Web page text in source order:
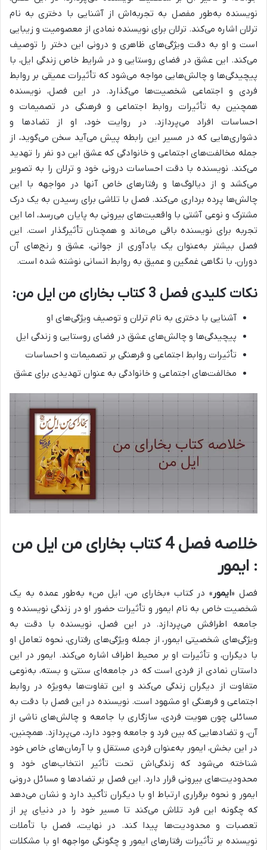
نویسنده به‌طور مفصل به تجربه‌اش از آشنایی با دختری به نام
ترلان اشاره می‌کند. ترلان برای نویسنده نمادی از معصومیت و زیبایی
است و او به دقت ویژگی‌های ظاهری و درونی این دختر را توصیف
می‌کند. این عشق در فضای روستایی و در شرایط خاص زندگی ایل، با
پیچیدگی‌ها و چالش‌هایی مواجه می‌شود که تأثیرات عمیقی بر روابط
فردی و اجتماعی شخصیت‌ها می‌گذارد. در این فصل، نویسنده
همچنین به تأثیرات روابط اجتماعی و فرهنگی در تصمیمات و
احساسات افراد می‌پردازد. در روایت خود، او از تضادها و
دشواری‌هایی که در مسیر این رابطه پیش می‌آید سخن می‌گوید، از
جمله مخالفت‌های اجتماعی و خانوادگی که عشق این دو نفر را تهدید
می‌کند. نویسنده با دقت احساسات درونی خود و ترلان را به تصویر
می‌کشد و از دیالوگ‌ها و رفتارهای خاص آنها در مواجهه با این
چالش‌ها پرده برداری می‌کند. فصل با تلاشی برای رسیدن به یک درک
مشترک و نوعی آشتی با واقعیت‌های بیرونی به پایان می‌رسد، اما این
تجربه برای نویسنده باقی می‌ماند و همچنان تأثیرگذار است. این
فصل بیشتر به‌عنوان یک یادآوری از جوانی، عشق و رنج‌های آن
دوران، با نگاهی غمگین و عمیق به روابط انسانی نوشته شده است.
نکات کلیدی فصل 3 کتاب بخارای من ایل من:
آشنایی با دختری به نام ترلان و توصیف ویژگی‌های او
پیچیدگی‌ها و چالش‌های عشق در فضای روستایی و زندگی ایل
تأثیرات روابط اجتماعی و فرهنگی بر تصمیمات و احساسات
مخالفت‌های اجتماعی و خانوادگی به عنوان تهدیدی برای عشق
خلاصه فصل 4 کتاب بخارای من ایل من
: ایمور
فصل «ایمور » در کتاب «بخارای من، ایل من» به‌طور عمده به یک
شخصیت خاص به نام ایمور و تأثیرات حضور او در زندگی نویسنده و
جامعه اطرافش می‌پردازد. در این فصل، نویسنده با دقت به
ویژگی‌های شخصیتی ایمور، از جمله ویژگی‌های رفتاری، نحوه تعامل او
با دیگران، و تأثیرات او بر محیط اطراف اشاره می‌کند. ایمور در این
داستان نمادی از فردی است که در جامعه‌ای سنتی و بسته، به‌نوعی
متفاوت از دیگران زندگی می‌کند و این تفاوت‌ها به‌ویژه در روابط
اجتماعی و فرهنگی او مشهود است. نویسنده در این فصل با دقت به
مسائلی چون هویت فردی، سازگاری با جامعه و چالش‌های ناشی از
آن، و تضادهایی که بین فرد و جامعه وجود دارد، می‌پردازد. همچنین،
در این بخش، ایمور به‌عنوان فردی مستقل و با آرمان‌های خاص خود
شناخته می‌شود که زندگی‌اش تحت تأثیر انتخاب‌های خود و
محدودیت‌های بیرونی قرار دارد. این فصل بر تضادها و مسائل درونی
ایمور و نحوه برقراری ارتباط او با دیگران تأکید دارد و نشان می‌دهد
که چگونه این فرد تلاش می‌کند تا مسیر خود را در دنیای پر از
تعصبات و محدودیت‌ها پیدا کند. در نهایت، فصل با تأملات
نویسنده بر تأثیرات رفتارهای ایمور و چگونگی مواجهه او با مشکلات